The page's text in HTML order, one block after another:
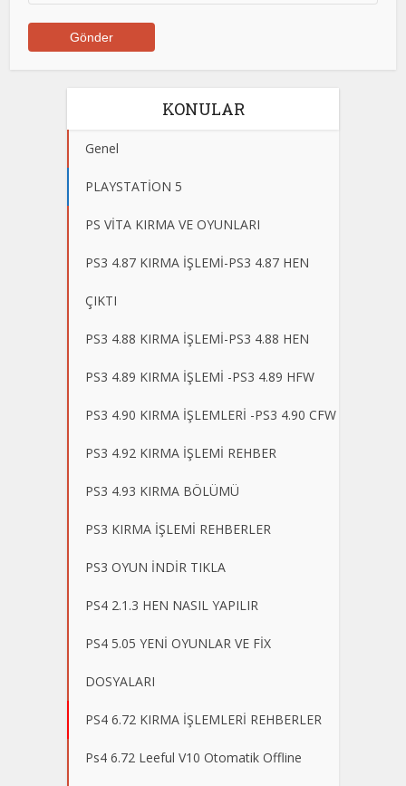
KONULAR
Genel
PLAYSTATİON 5
PS VİTA KIRMA VE OYUNLARI
PS3 4.87 KIRMA İŞLEMİ-PS3 4.87 HEN
ÇIKTI
PS3 4.88 KIRMA İŞLEMİ-PS3 4.88 HEN
PS3 4.89 KIRMA İŞLEMİ -PS3 4.89 HFW
PS3 4.90 KIRMA İŞLEMLERİ -PS3 4.90 CFW
PS3 4.92 KIRMA İŞLEMİ REHBER
PS3 4.93 KIRMA BÖLÜMÜ
PS3 KIRMA İŞLEMİ REHBERLER
PS3 OYUN İNDİR TIKLA
PS4 2.1.3 HEN NASIL YAPILIR
PS4 5.05 YENİ OYUNLAR VE FİX
DOSYALARI
PS4 6.72 KIRMA İŞLEMLERİ REHBERLER
Ps4 6.72 Leeful V10 Otomatik Offline